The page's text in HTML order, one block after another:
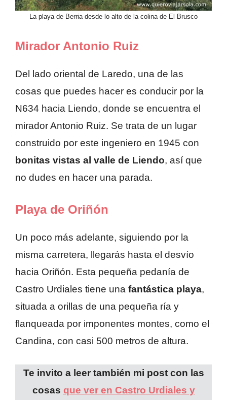
La playa de Berria desde lo alto de la colina de El Brusco
Mirador Antonio Ruiz
Del lado oriental de Laredo, una de las
cosas que puedes hacer es conducir por la
N634 hacia Liendo, donde se encuentra el
mirador Antonio Ruiz. Se trata de un lugar
construido por este ingeniero en 1945 con
bonitas vistas al valle de Liendo, así que
no dudes en hacer una parada.
Playa de Oriñón
Un poco más adelante, siguiendo por la
misma carretera, llegarás hasta el desvío
hacia Oriñón. Esta pequeña pedanía de
Castro Urdiales tiene una fantástica playa,
situada a orillas de una pequeña ría y
flanqueada por imponentes montes, como el
Candina, con casi 500 metros de altura.
Te invito a leer también mi post con las
cosas que ver en Castro Urdiales y